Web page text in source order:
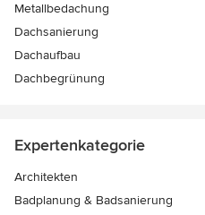
Metallbedachung
Dachsanierung
Dachaufbau
Dachbegrünung
Expertenkategorie
Architekten
Badplanung & Badsanierung